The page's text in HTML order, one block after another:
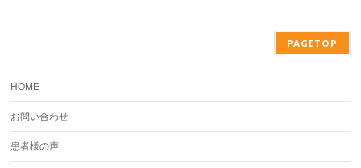
PAGETOP
HOME
お問い合わせ
患者様の声